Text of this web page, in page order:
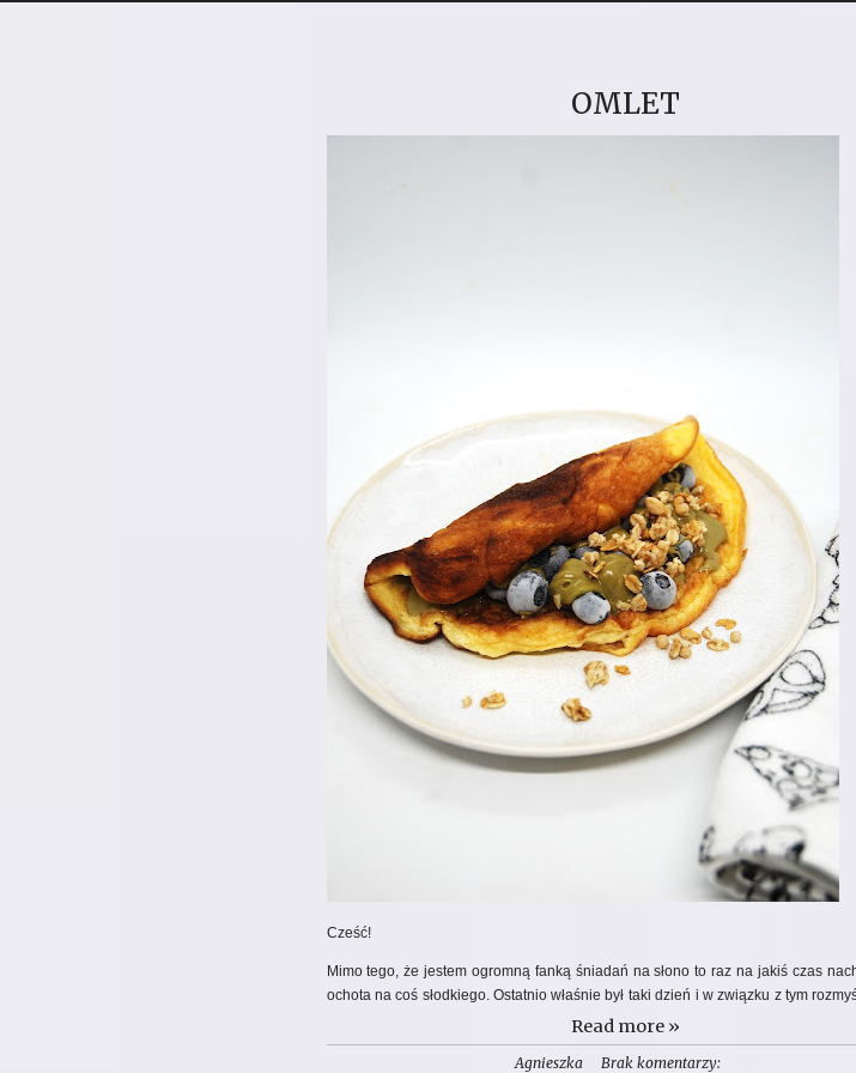
OMLET
Cześć!
Mimo tego, że jestem ogromną fanką śniadań na słono to raz na jakiś czas
ochota na coś słodkiego. Ostatnio właśnie był taki dzień i w związku z tym
jakimś rozkosznym posiłkiem z nutą słodyczy. Wybór padł na zapomniany
mnie omlet jajeczny. W towarzystwie borówek, kremu pistacjowego oraz
idealną równowagę słodyczy. Zapraszam do wypróbowania..
Read more »
Agnieszka Brak komentarzy: